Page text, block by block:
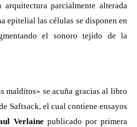
parcialmente alterada
epitelial las células se disponen en
el sonoro tejido de la
malditos» se acuña gracias al libro
Saftsack, el cual contiene ensayos
Verlaine publicado por primera